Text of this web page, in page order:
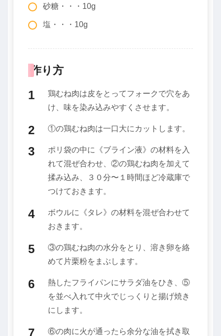
砂糖・・・10g
塩・・・10g
作り方
鶏むね肉は皮をとってフォークで穴をあ
け、味を染み込みやすくさせます。
①の鶏むね肉は一口大にカットします。
ポリ袋の中に《ブライン液》の材料を入
れて混ぜ合わせ、②の鶏むね肉を加えて
揉み込み、３０分〜１時間ほど冷蔵庫で
つけておきます。
ボウルに《タレ》の材料を混ぜ合わせて
おきます。
③の鶏むね肉の水分をとり、溶き卵を絡
めて片栗粉をまぶします。
熱したフライパンにサラダ油をひき、⑤
を並べ入れて中火でじっくりと揚げ焼き
にします。
⑥の肉に火が通ったら余分な油を拭き取